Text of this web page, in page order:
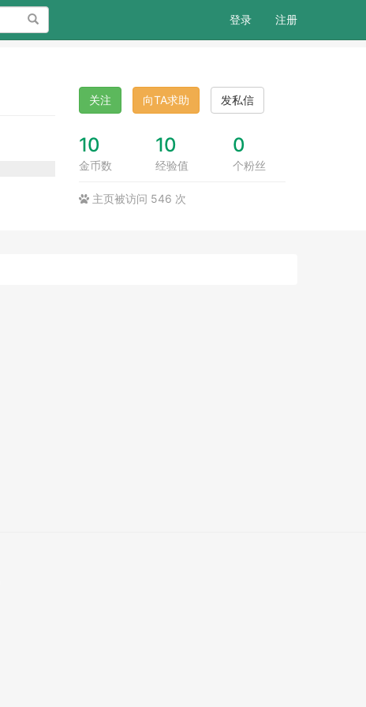
搜索 登录 注册
关注 向TA求助 发私信
10
金币数
10
经验值
0
个粉丝
主页被访问 546 次